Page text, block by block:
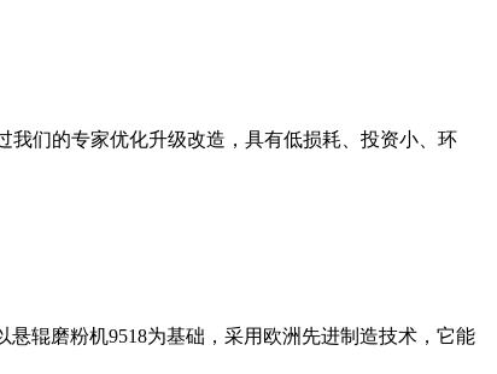
我们的专家优化升级改造，具有低损耗、投资小、环
辊磨粉机9518为基础，采用欧洲先进制造技术，它能